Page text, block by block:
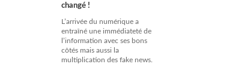
changé !
L’arrivée du numérique a
entraîné une immédiateté de
l’information avec ses bons
côtés mais aussi la
multiplication des fake news.